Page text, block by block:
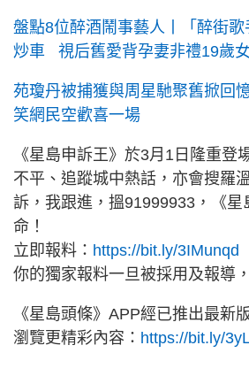
盤點8位醉酒鬧事藝人丨「醉街
炒車 視后舊愛背孕妻非禮19歲
苑瓊丹被捕獲與周星馳聚舊掀回
笑網民空歡喜一場
《星島申訴王》於3月1日隆重登
不平、追蹤城中熱話，亦會搜羅
訴，我跟進，搵91999933，《星
命！
立即報料： https://bit.ly/3IMunqd
你的獨家報料一旦被採用及報導
《星島頭條》APP經已推出最新
瀏覽更精彩內容： https://bit.ly/